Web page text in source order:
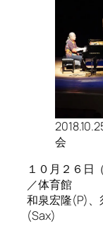
会
１０月２６日
／体育館
和泉宏隆(P)
(Sax)